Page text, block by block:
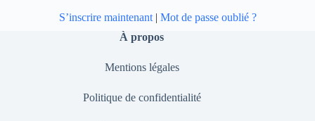
S’inscrire maintenant| Mot de passe oublié ?
À propos
Mentions légales
Politique de confidentialité